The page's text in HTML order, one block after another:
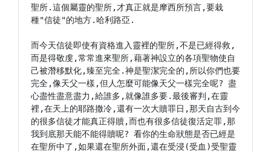
聖所.這個屬靈的聖所,才真正就是摩西所預言,要栽
種"信徒"的地方.哈利路亞.
而今天信徒即使有資格進入靈裡的聖所,不是已經得救,
而是得敬虔,常常進來聖所,藉著神設立的各項聖物使自
己被潛移默化,臻至完全.神是聖潔完全的,所以你們也要
完全,像天父一樣,但人怎麼可能像天父一樣完全呢? 盡
心盡性盡意盡力,給誰多,就像誰多要.最後審判,在靈
裡,在天上的耶路撒冷,還有一次大贖罪日,那天自古到今
的很多信徒才能真正得贖,而也有很多信徒復活定罪,那
我到底那天能不能得贖呢? 看你的生命狀態是否已經是
在聖所中了,如果還在聖所外面,還在受浸(受血)受聖靈